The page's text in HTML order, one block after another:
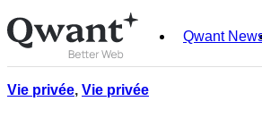
Qwant
Produits
Search
Vie privée, Vie privée